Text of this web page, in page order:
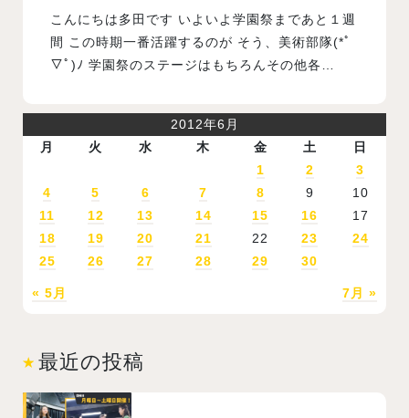
こんにちは多田です いよいよ学園祭まであと１週
間 この時期一番活躍するのが そう、美術部隊(*ﾟ
▽ﾟ)ﾉ 学園祭のステージはもちろんその他各…
2012年6月
月
火 水 木 金 土 日
« 5月 7月 »
1 2
3
4
5 6 7 8 9
10
11
12 13 14 15 16
17
18
19 20 21 22 23
24
25
26 27 28 29 30
最近の投稿